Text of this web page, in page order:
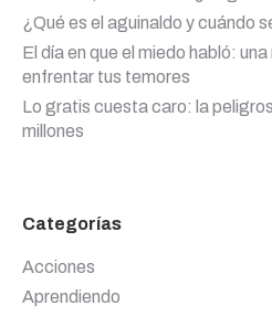
¿Qué es el aguinaldo y cuándo
El día en que el miedo habló:
enfrentar tus temores
Lo gratis cuesta caro: la
millones
Categorías
Acciones
Aprendiendo